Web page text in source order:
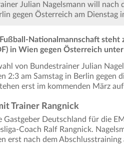
Julian Nagelsmann will nach
gegen Österreich am Dienstag
Nationalmannschaft steht
in Wien gegen Österreich
von Bundestrainer Julian
2:3 am Samstag in Berlin gegen
erst im kommenden März
Trainer Rangnick
Gastgeber Deutschland für die
Coach Ralf Rangnick.
erst nach dem